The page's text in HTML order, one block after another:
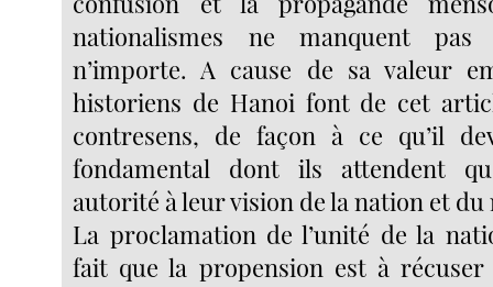
nationalismes ne manquent pas
n’importe. A cause de sa valeur
historiens de Hanoi font de cet
contresens, de façon à ce qu’il
fondamental dont ils attendent
autorité à leur vision de la nation et
La proclamation de l’unité de la
fait que la propension est à